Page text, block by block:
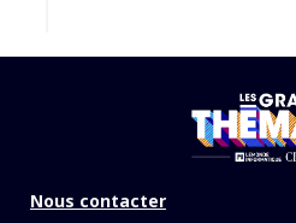
Nous contacter